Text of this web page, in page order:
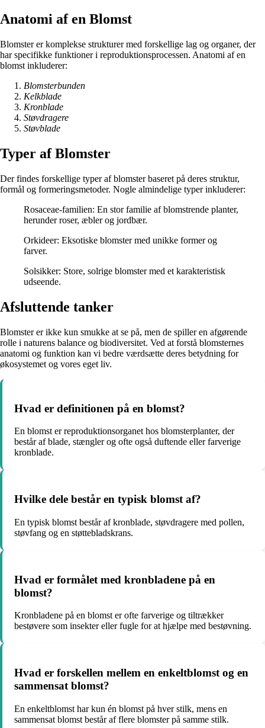
Anatomi af en Blomst
Blomster er komplekse strukturer med forskellige lag og organer, der
har specifikke funktioner i reproduktionsprocessen. Anatomi af en
blomst inkluderer:
Blomsterbunden
Kelkblade
Kronblade
Støvdragere
Støvblade
Typer af Blomster
Der findes forskellige typer af blomster baseret på deres struktur,
formål og formeringsmetoder. Nogle almindelige typer inkluderer:
Rosaceae-familien: En stor familie af blomstrende planter,
herunder roser, æbler og jordbær.
Orkideer: Eksotiske blomster med unikke former og
farver.
Solsikker: Store, solrige blomster med et karakteristisk
udseende.
Afsluttende tanker
Blomster er ikke kun smukke at se på, men de spiller en afgørende
rolle i naturens balance og biodiversitet. Ved at forstå blomsternes
anatomi og funktion kan vi bedre værdsætte deres betydning for
økosystemet og vores eget liv.
Hvad er definitionen på en blomst?
En blomst er reproduktionsorganet hos blomsterplanter, der
består af blade, stængler og ofte også duftende eller farverige
kronblade.
Hvilke dele består en typisk blomst af?
En typisk blomst består af kronblade, støvdragere med pollen,
støvfang og en støttebladskrans.
Hvad er formålet med kronbladene på en
blomst?
Kronbladene på en blomst er ofte farverige og tiltrækker
bestøvere som insekter eller fugle for at hjælpe med bestøvning.
Hvad er forskellen mellem en enkeltblomst og en
sammensat blomst?
En enkeltblomst har kun én blomst på hver stilk, mens en
sammensat blomst består af flere blomster på samme stilk.